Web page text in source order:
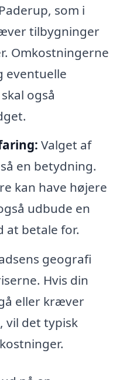
som i
tilbygninger
Omkostningerne
eventuelle
også
Valget af
en betydning.
kan have højere
udbude en
at betale for.
geografi
Hvis din
eller kræver
vil det typisk